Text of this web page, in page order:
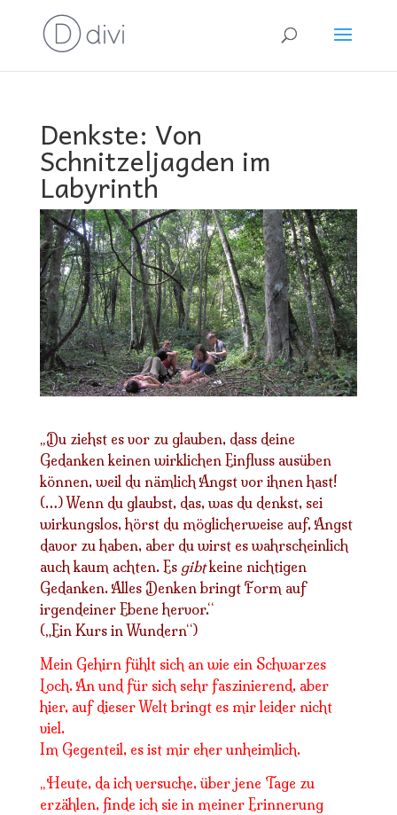
Denkste: Von
Schnitzeljagden im
Labyrinth
„Du ziehst es vor zu glauben, dass deine
Gedanken keinen wirklichen Einfluss ausüben
können, weil du nämlich Angst vor ihnen hast!
(…) Wenn du glaubst, das, was du denkst, sei
wirkungslos, hörst du möglicherweise auf, Angst
davor zu haben, aber du wirst es wahrscheinlich
auch kaum achten. Es gibtkeine nichtigen
Gedanken. Alles Denken bringt Form auf
irgendeiner Ebene hervor.“
(„Ein Kurs in Wundern“)
Mein Gehirn fühlt sich an wie ein Schwarzes
Loch. An und für sich sehr faszinierend, aber
hier, auf dieser Welt bringt es mir leider nicht
viel.
Im Gegenteil, es ist mir eher unheimlich.
„Heute, da ich versuche, über jene Tage zu
erzählen, finde ich sie in meiner Erinnerung